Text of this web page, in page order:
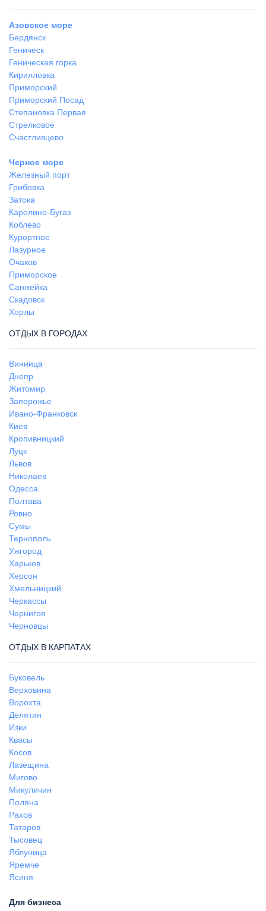
Азовское море
Бердянск
Геническ
Геническая горка
Кирилловка
Приморский
Приморский Посад
Степановка Первая
Стрелковое
Счастливцево
Черное море
Железный порт
Грибовка
Затока
Каролино-Бугаз
Коблево
Курортное
Лазурное
Очаков
Приморское
Санжейка
Скадовск
Хорлы
ОТДЫХ В ГОРОДАХ
Винница
Днепр
Житомир
Запорожье
Ивано-Франковск
Киев
Кропивницкий
Луцк
Львов
Николаев
Одесса
Полтава
Ровно
Сумы
Тернополь
Ужгород
Харьков
Херсон
Хмельницкий
Черкассы
Чернигов
Черновцы
ОТДЫХ В КАРПАТАХ
Буковель
Верховина
Ворохта
Делятин
Изки
Квасы
Косов
Лазещина
Мигово
Микуличин
Поляна
Рахов
Татаров
Тысовец
Яблуница
Яремче
Ясиня
Для бизнеса